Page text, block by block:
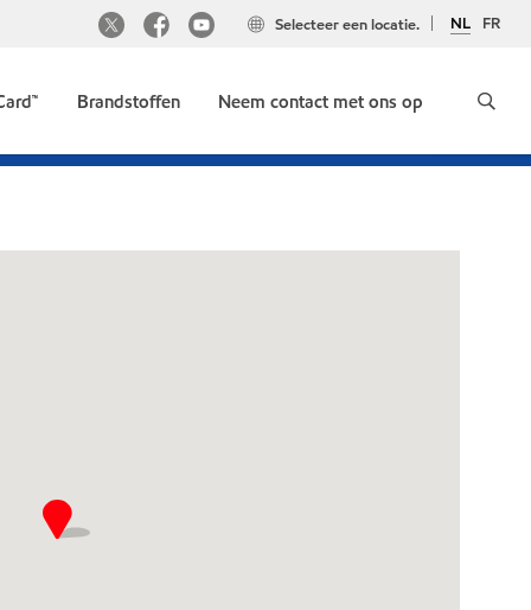
NL FR
Selecteer een locatie.
Brandstoffen Neem contact met ons op